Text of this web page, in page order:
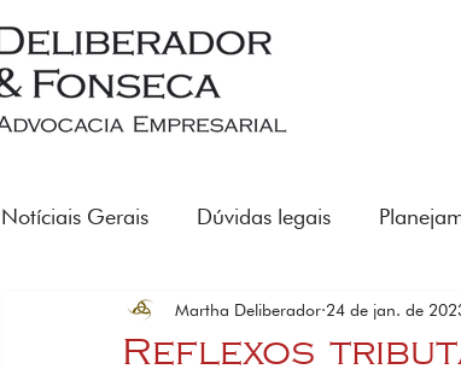
Notíciais Gerais Dúvidas legais
REFORMA TRIBUTÁRIA
Reflexos
Martha Deliberador 24 de jan. de